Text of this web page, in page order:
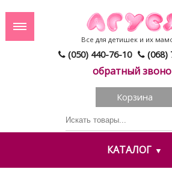
(050) 440-76-10 (068)
обратный
Все для детишек и их
Корзина
КАТАЛОГ